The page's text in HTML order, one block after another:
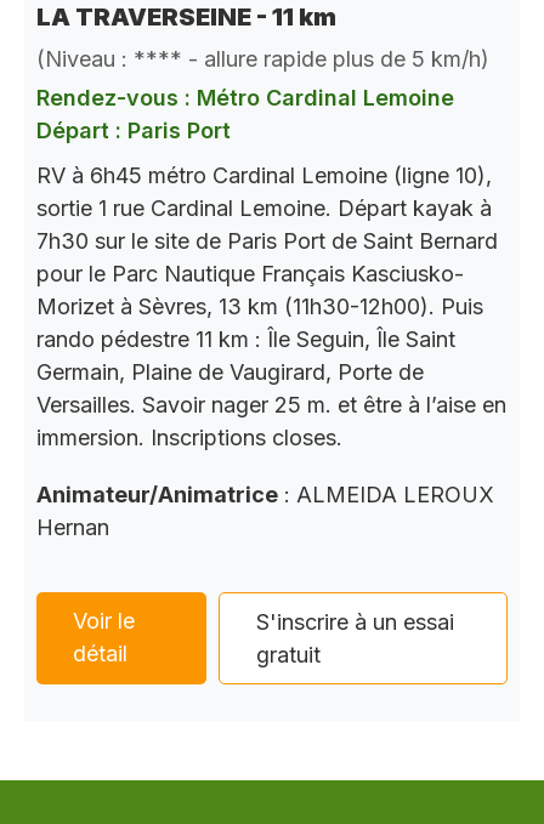
LA TRAVERSEINE - 11 km
(Niveau : **** - allure rapide plus de 5 km/h)
Rendez-vous : Métro Cardinal Lemoine
Départ : Paris Port
RV à 6h45 métro Cardinal Lemoine (ligne 10),
sortie 1 rue Cardinal Lemoine. Départ kayak à
7h30 sur le site de Paris Port de Saint Bernard
pour le Parc Nautique Français Kasciusko-
Morizet à Sèvres, 13 km (11h30-12h00). Puis
rando pédestre 11 km : Île Seguin, Île Saint
Germain, Plaine de Vaugirard, Porte de
Versailles. Savoir nager 25 m. et être à l’aise en
immersion. Inscriptions closes.
Animateur/Animatrice : ALMEIDA LEROUX
Hernan
Voir le
détail
S'inscrire à un essai
gratuit